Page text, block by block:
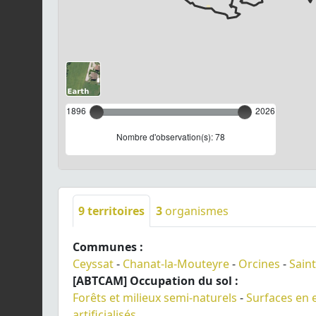
1896 2026
Nombre d'observation(s): 78
9territoires 3 organismes
Communes :
Ceyssat- Chanat-la-Mouteyre- Orcines -
[ABTCAM] Occupation du sol :
Forêts et milieux semi-naturels -Surfaces en